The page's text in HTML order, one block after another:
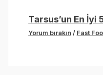
Tarsus’un En İyi
Yorum bırakın / Fast